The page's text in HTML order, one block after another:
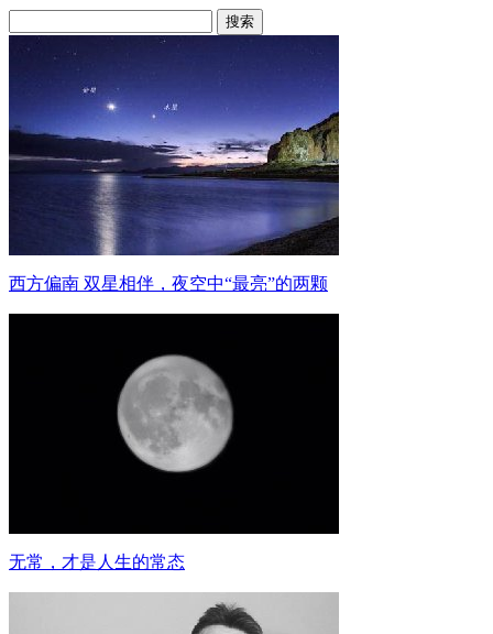
搜索
西方偏南 双星相伴，夜空中“最亮”的两颗
无常，才是人生的常态